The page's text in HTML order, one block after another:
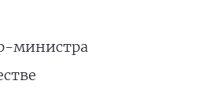
министра